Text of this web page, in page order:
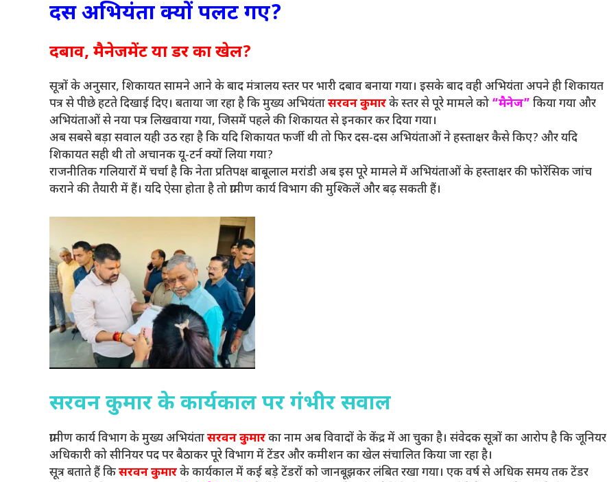
दस अभियंता क्यों पलट गए?
दबाव, मैनेजमेंट या डर का खेल?
सूत्रों के अनुसार, शिकायत सामने आने के बाद मंत्रालय स्तर पर भारी दबाव बनाया गया। इसके बाद वही अभियंता अपने ही शिकायत
पत्र से पीछे हटते दिखाई दिए। बताया जा रहा है कि मुख्य अभियंतासरवन कुमारके स्तर से पूरे मामले को “मैनेज” किया गया और
अभियंताओं से नया पत्र लिखवाया गया, जिसमें पहले की शिकायत से इनकार कर दिया गया।
अब सबसे बड़ा सवाल यही उठ रहा है कि यदि शिकायत फर्जी थी तो फिर दस-दस अभियंताओं ने हस्ताक्षर कैसे किए? और यदि
शिकायत सही थी तो अचानक यू-टर्न क्यों लिया गया?
राजनीतिक गलियारों में चर्चा है कि नेता प्रतिपक्ष बाबूलाल मरांडी अब इस पूरे मामले में अभियंताओं के हस्ताक्षर की फोरेंसिक जांच
कराने की तैयारी में हैं। यदि ऐसा होता है तो ग्रामीण कार्य विभाग की मुश्किलें और बढ़ सकती हैं।
सरवन कुमार के कार्यकाल पर गंभीर सवाल
ग्रामीण कार्य विभाग के मुख्य अभियंतासरवन कुमारका नाम अब विवादों के केंद्र में आ चुका है। संवेदक सूत्रों का आरोप है कि जूनियर
अधिकारी को सीनियर पद पर बैठाकर पूरे विभाग में टेंडर और कमीशन का खेल संचालित किया जा रहा है।
सूत्र बताते हैं किसरवन कुमारके कार्यकाल में कई बड़े टेंडरों को जानबूझकर लंबित रखा गया। एक वर्ष से अधिक समय तक टेंडर